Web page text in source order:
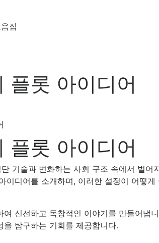
집
플롯 아이디어
플롯 아이디어
기술과 변화하는 사회 구조 속에서 벌어
이디어를 소개하며, 이러한 설정이 어떻게
신선하고 독창적인 이야기를 만들어냅
탐구하는 기회를 제공합니다.